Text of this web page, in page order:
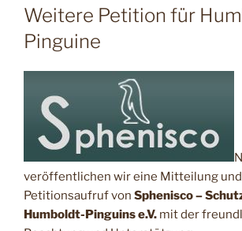
AM
Weitere Petition für
Pinguine
veröffentlichen wir eine Mitteilung
Petitionsaufruf von Sphenisco –
Humboldt-Pinguins e.V. mit der